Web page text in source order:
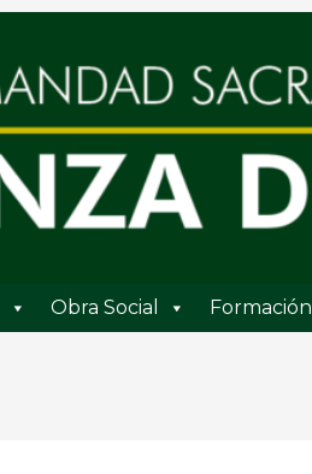
Obra Social Formación